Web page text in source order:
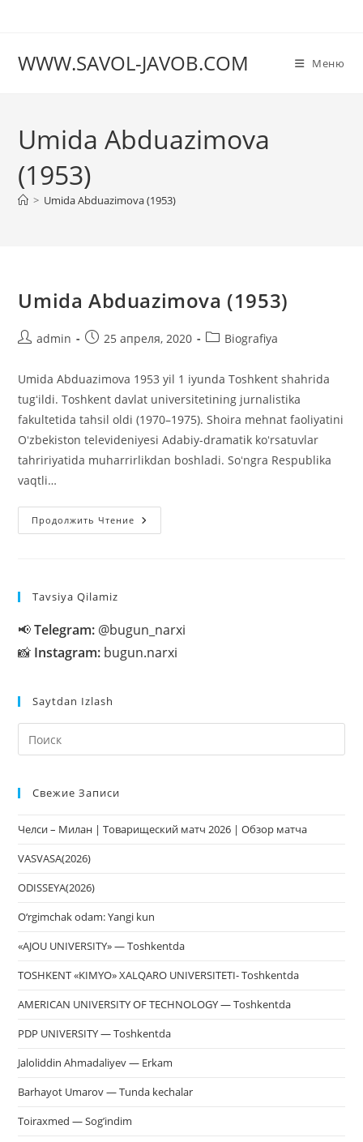
WWW.SAVOL-JAVOB.COM Меню
Umida Abduazimova
(1953)
> Umida Abduazimova (1953)
Umida Abduazimova (1953)
Авторadmin
Запись25 апреля, 2020
Рубрика
Biografiya
Umida Abduazimova 1953 yil 1 iyunda Toshkent shahrida
tugʻildi. Toshkent davlat universitetining jurnalistika
fakultetida tahsil oldi (1970–1975). Shoira mehnat faoliyatini
Oʻzbekiston televideniyesi Adabiy-dramatik koʻrsatuvlar
tahririyatida muharrirlikdan boshladi. Soʻngra Respublika
vaqtli…
Продолжить Чтение Umida
Abduazimova
Tavsiya Qilamiz
📢Telegram: @bugun_narxi
📸 Instagram: bugun.narxi
Saytdan Izlash
Свежие Записи
Челси – Милан | Товарищеский матч 2026 | Обзор матча
VASVASA(2026)
ODISSEYA(2026)
O‘rgimchak odam: Yangi kun
«AJOU UNIVERSITY» — Toshkentda
TOSHKENT «KIMYO» XALQARO UNIVERSITETI- Toshkentda
AMERICAN UNIVERSITY OF TECHNOLOGY — Toshkentda
PDP UNIVERSITY — Toshkentda
Jaloliddin Ahmadaliyev — Erkam
Barhayot Umarov — Tunda kechalar
Toiraxmed — Sog’indim